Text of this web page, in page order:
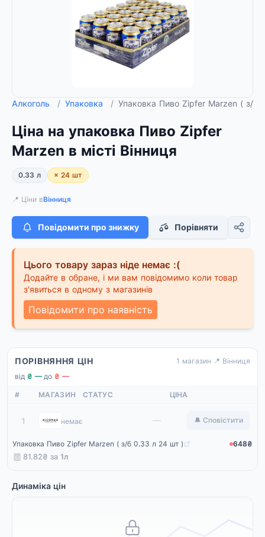
Алкоголь / Упаковка / Упаковка Пиво Zipfer Marzen ( з/б
Ціна на упаковка Пиво Zipfer
Marzen в місті Вінниця
0.33 л × 24 шт
📍 Ціни вВінниця
Повідомити про знижку Порівняти
Цього товару зараз ніде немає :(
Додайте в обране, і ми вам повідомимо коли товар
з'явиться в одному з магазинів
Повідомити про наявність
ПОРІВНЯННЯ ЦІН 1 магазин· 📍 Вінниця
від ₴ —·до ₴ —
# МАГАЗИН СТАТУС ЦІНА
1 Alcomag
немає — 🔔 Сповістити
Упаковка Пиво Zipfer Marzen ( з/б 0.33 л 24 шт )
648₴
81.82₴ за 1л
Динаміка цін